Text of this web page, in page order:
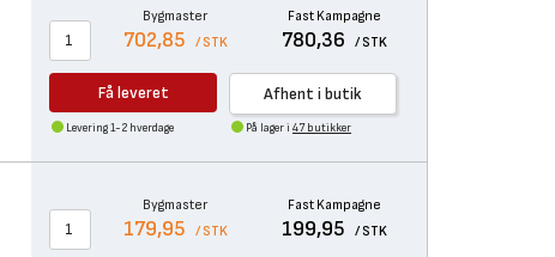
Bygmaster
702,85 / STK
Fast Kampagne
780,36 / STK
Få leveret Afhent i butik
Levering 1-2 hverdage På lager i 47 butikker
Bygmaster
179,95 / STK
Fast Kampagne
199,95 / STK